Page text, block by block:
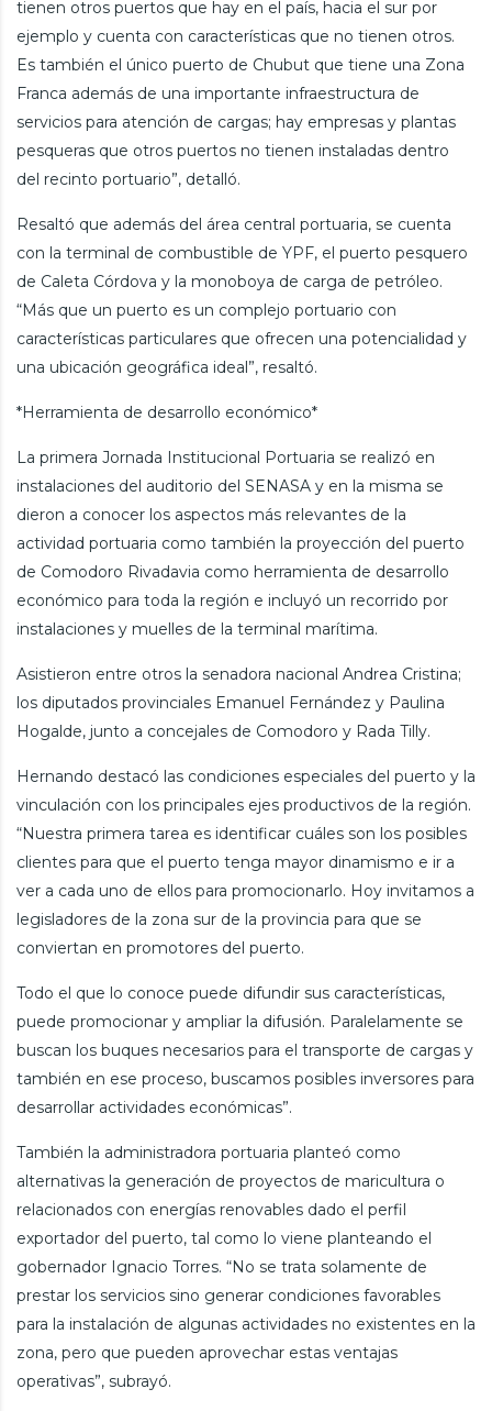
tienen otros puertos que hay en el país, hacia el sur por
ejemplo y cuenta con características que no tienen otros.
Es también el único puerto de Chubut que tiene una Zona
Franca además de una importante infraestructura de
servicios para atención de cargas; hay empresas y plantas
pesqueras que otros puertos no tienen instaladas dentro
del recinto portuario”, detalló.
Resaltó que además del área central portuaria, se cuenta
con la terminal de combustible de YPF, el puerto pesquero
de Caleta Córdova y la monoboya de carga de petróleo.
“Más que un puerto es un complejo portuario con
características particulares que ofrecen una potencialidad y
una ubicación geográfica ideal”, resaltó.
*Herramienta de desarrollo económico*
La primera Jornada Institucional Portuaria se realizó en
instalaciones del auditorio del SENASA y en la misma se
dieron a conocer los aspectos más relevantes de la
actividad portuaria como también la proyección del puerto
de Comodoro Rivadavia como herramienta de desarrollo
económico para toda la región e incluyó un recorrido por
instalaciones y muelles de la terminal marítima.
Asistieron entre otros la senadora nacional Andrea Cristina;
los diputados provinciales Emanuel Fernández y Paulina
Hogalde, junto a concejales de Comodoro y Rada Tilly.
Hernando destacó las condiciones especiales del puerto y la
vinculación con los principales ejes productivos de la región.
“Nuestra primera tarea es identificar cuáles son los posibles
clientes para que el puerto tenga mayor dinamismo e ir a
ver a cada uno de ellos para promocionarlo. Hoy invitamos a
legisladores de la zona sur de la provincia para que se
conviertan en promotores del puerto.
Todo el que lo conoce puede difundir sus características,
puede promocionar y ampliar la difusión. Paralelamente se
buscan los buques necesarios para el transporte de cargas y
también en ese proceso, buscamos posibles inversores para
desarrollar actividades económicas”.
También la administradora portuaria planteó como
alternativas la generación de proyectos de maricultura o
relacionados con energías renovables dado el perfil
exportador del puerto, tal como lo viene planteando el
gobernador Ignacio Torres. “No se trata solamente de
prestar los servicios sino generar condiciones favorables
para la instalación de algunas actividades no existentes en la
zona, pero que pueden aprovechar estas ventajas
operativas”, subrayó.